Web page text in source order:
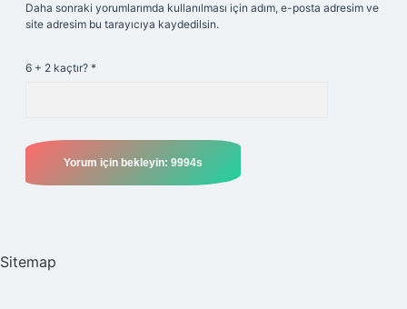
Daha sonraki yorumlarımda kullanılması için adım, e-posta adresim ve
site adresim bu tarayıcıya kaydedilsin.
6 + 2 kaçtır? *
Sitemap